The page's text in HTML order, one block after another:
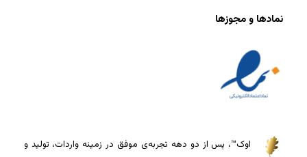
نمادها و مجوزها
اوک™، پس از دو دهه تجربه‌ی موفق در زمینه واردات، تولید و